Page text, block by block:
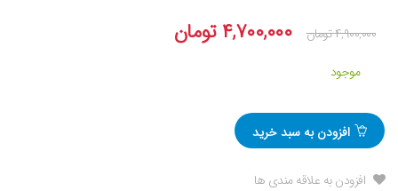
۴,۹۰۰,۰۰۰تومان ۴,۷۰۰,۰۰۰ تومان
موجود
افزودن به سبد خرید
افزودن به علاقه مندی ها